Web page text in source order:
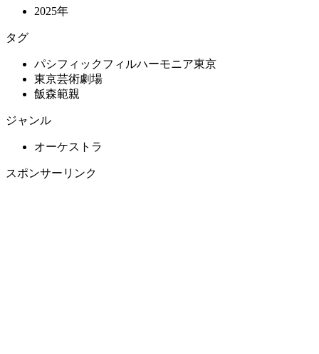
2025年
タグ
パシフィックフィルハーモニア東京
東京芸術劇場
飯森範親
ジャンル
オーケストラ
スポンサーリンク